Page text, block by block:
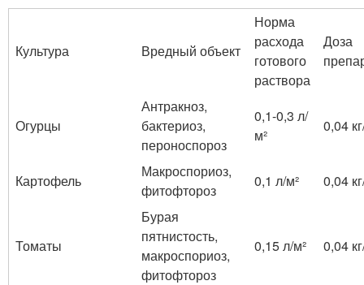
Культура Вредный объект
Норма
расхода
готового
раствора
Доза
Огурцы
Антракноз,
бактериоз,
пероноспороз
0,1-0,3 л/
м²
0,04
Картофель
Макроспориоз,
фитофтороз
0,1 л/м² 0,04
Томаты
Бурая
пятнистость,
макроспориоз,
фитофтороз
0,15 л/м² 0,04